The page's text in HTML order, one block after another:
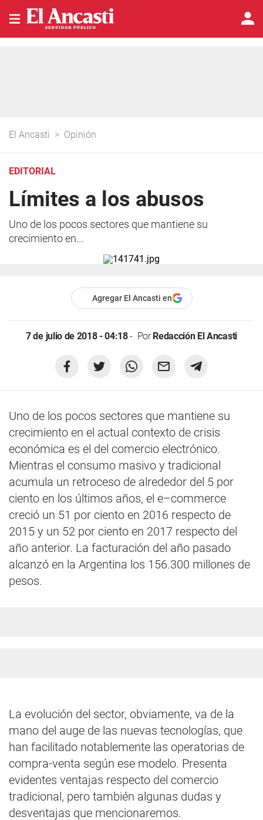
El Ancasti > Opinión
EDITORIAL
Límites a los abusos
Uno de los pocos sectores que mantiene su
crecimiento en...
Agregar El Ancasti en
7 de julio de 2018 - 04:18 PorRedacción El Ancasti
Uno de los pocos sectores que mantiene su
crecimiento en el actual contexto de crisis
económica es el del comercio electrónico.
Mientras el consumo masivo y tradicional
acumula un retroceso de alrededor del 5 por
ciento en los últimos años, el e–commerce
creció un 51 por ciento en 2016 respecto de
2015 y un 52 por ciento en 2017 respecto del
año anterior. La facturación del año pasado
alcanzó en la Argentina los 156.300 millones de
pesos.
La evolución del sector, obviamente, va de la
mano del auge de las nuevas tecnologías, que
han facilitado notablemente las operatorias de
compra-venta según ese modelo. Presenta
evidentes ventajas respecto del comercio
tradicional, pero también algunas dudas y
desventajas que mencionaremos.